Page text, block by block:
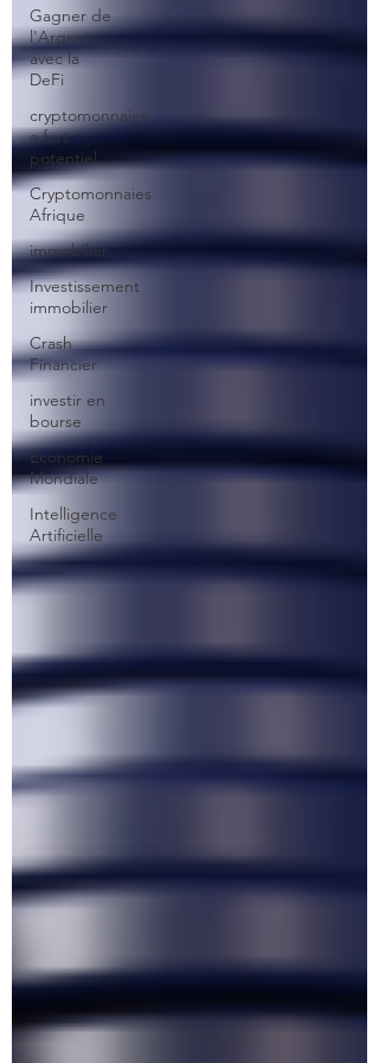
Gagner de
l'Argent
avec la
DeFi
cryptomonnaies
a fort
potentiel
Cryptomonnaies
Afrique
immobilier
Investissement
immobilier
Crash
Financier
investir en
bourse
Economie
Mondiale
Intelligence
Artificielle